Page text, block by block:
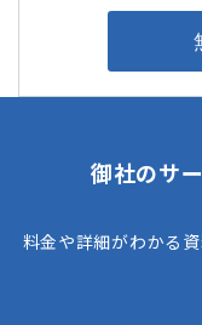
御社のサ
料金や詳細がわかる